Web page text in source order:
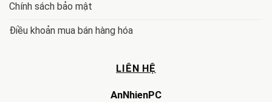
Chính sách bảo mật
Điều khoản mua bán hàng hóa
LIÊN HỆ
AnNhienPC